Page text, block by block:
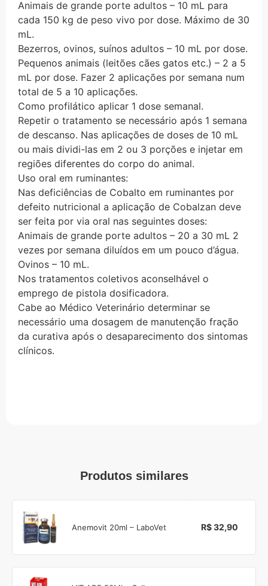
Animais de grande porte adultos – 10 mL para
cada 150 kg de peso vivo por dose. Máximo de 30
mL.
Bezerros, ovinos, suínos adultos – 10 mL por dose.
Pequenos animais (leitões cães gatos etc.) – 2 a 5
mL por dose. Fazer 2 aplicações por semana num
total de 5 a 10 aplicações.
Como profilático aplicar 1 dose semanal.
Repetir o tratamento se necessário após 1 semana
de descanso. Nas aplicações de doses de 10 mL
ou mais dividi-las em 2 ou 3 porções e injetar em
regiões diferentes do corpo do animal.
Uso oral em ruminantes:
Nas deficiências de Cobalto em ruminantes por
defeito nutricional a aplicação de Cobalzan deve
ser feita por via oral nas seguintes doses:
Animais de grande porte adultos – 20 a 30 mL 2
vezes por semana diluídos em um pouco d’água.
Ovinos – 10 mL.
Nos tratamentos coletivos aconselhável o
emprego de pistola dosificadora.
Cabe ao Médico Veterinário determinar se
necessário uma dosagem de manutenção fração
da curativa após o desaparecimento dos sintomas
clínicos.
Produtos similares
Anemovit 20ml – LaboVet R$ 32,90